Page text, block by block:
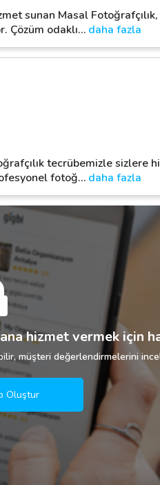
sunan Masal
Çözüm odaklı… daha fazla
tecrübemizle sizlere
fotoğ… daha fazla
hizmet vermek için
müşteri değerlendirmelerini
Oluştur